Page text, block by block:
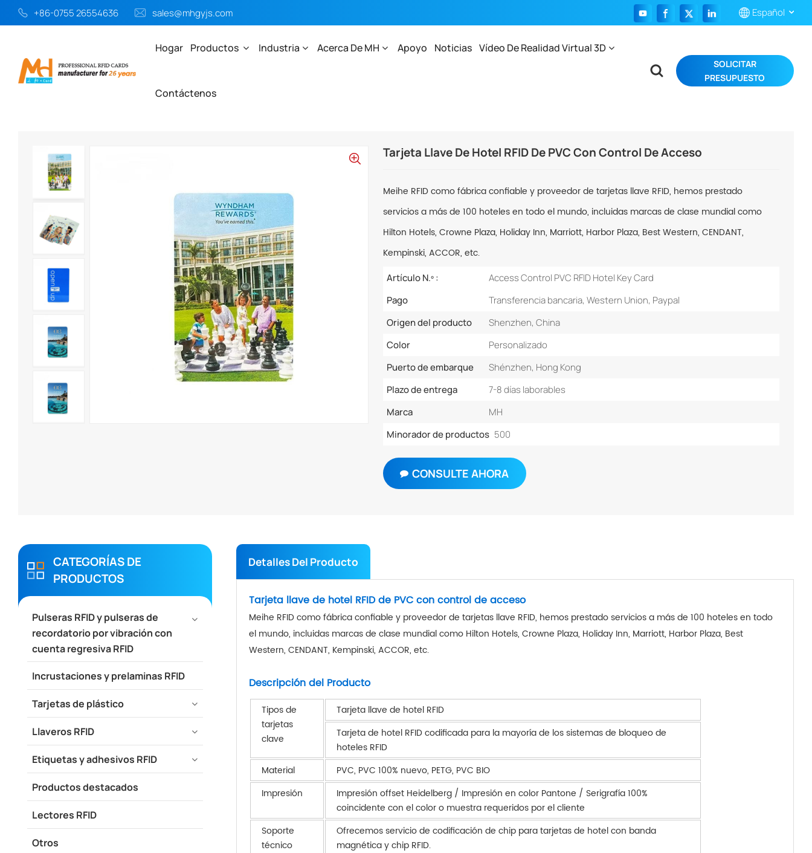
+86-0755 26554636 sales@mhgyjs.com Español
English
Hogar Productos Industria Acerca De MH Apoyo Noticias Vídeo De Realidad Virtual 3D
Contáctenos
SOLICITAR
PRESUPUESTO
Tarjeta Llave De Hotel RFID De PVC Con Control De Acceso
Tarjeta Llave De Hotel RFID De PVC Con Control De Acceso
Meihe RFID como fábrica confiable y proveedor de tarjetas llave RFID, hemos prestado
servicios a más de 100 hoteles en todo el mundo, incluidas marcas de clase mundial como
Hilton Hotels, Crowne Plaza, Holiday Inn, Marriott, Harbor Plaza, Best Western, CENDANT,
Kempinski, ACCOR, etc.
Artículo N.º :
Access Control PVC RFID Hotel Key Card
Pago
Transferencia bancaria, Western Union, Paypal
Origen del producto
Shenzhen, China
Color
Personalizado
Puerto de embarque
Shénzhen, Hong Kong
Plazo de entrega
7-8 días laborables
Marca
MH
Minorador de productos 500
CONSULTE AHORA
CATEGORÍAS DE
PRODUCTOS
Pulseras RFID y pulseras de
recordatorio por vibración con
cuenta regresiva RFID
Incrustaciones y prelaminas RFID
Tarjetas de plástico
Llaveros RFID
Etiquetas y adhesivos RFID
Productos destacados
Lectores RFID
Otros
Detalles Del Producto
Tarjeta llave de hotel RFID de PVC con control de acceso
Meihe RFID como fábrica confiable y proveedor de tarjetas llave RFID, hemos prestado servicios a más de 100 hoteles en todo
el mundo, incluidas marcas de clase mundial como Hilton Hotels, Crowne Plaza, Holiday Inn, Marriott, Harbor Plaza, Best
Western, CENDANT, Kempinski, ACCOR, etc.
Descripción del Producto
Tipos de
tarjetas
clave
Tarjeta llave de hotel RFID
Tarjeta de hotel RFID codificada para la mayoría de los sistemas de bloqueo de
hoteles RFID
Material
PVC, PVC 100% nuevo, PETG, PVC BIO
Impresión
Impresión offset Heidelberg / Impresión en color Pantone / Serigrafía 100%
coincidente con el color o muestra requeridos por el cliente
Soporte
técnico
Ofrecemos servicio de codificación de chip para tarjetas de hotel con banda
magnética y chip RFID.